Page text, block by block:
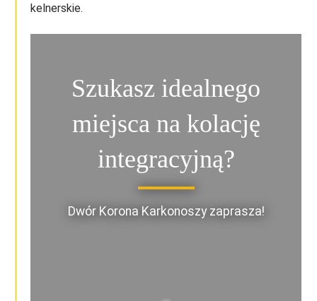
kelnerskie.
Szukasz idealnego
miejsca na kolację
integracyjną?
Dwór Korona Karkonoszy zaprasza!